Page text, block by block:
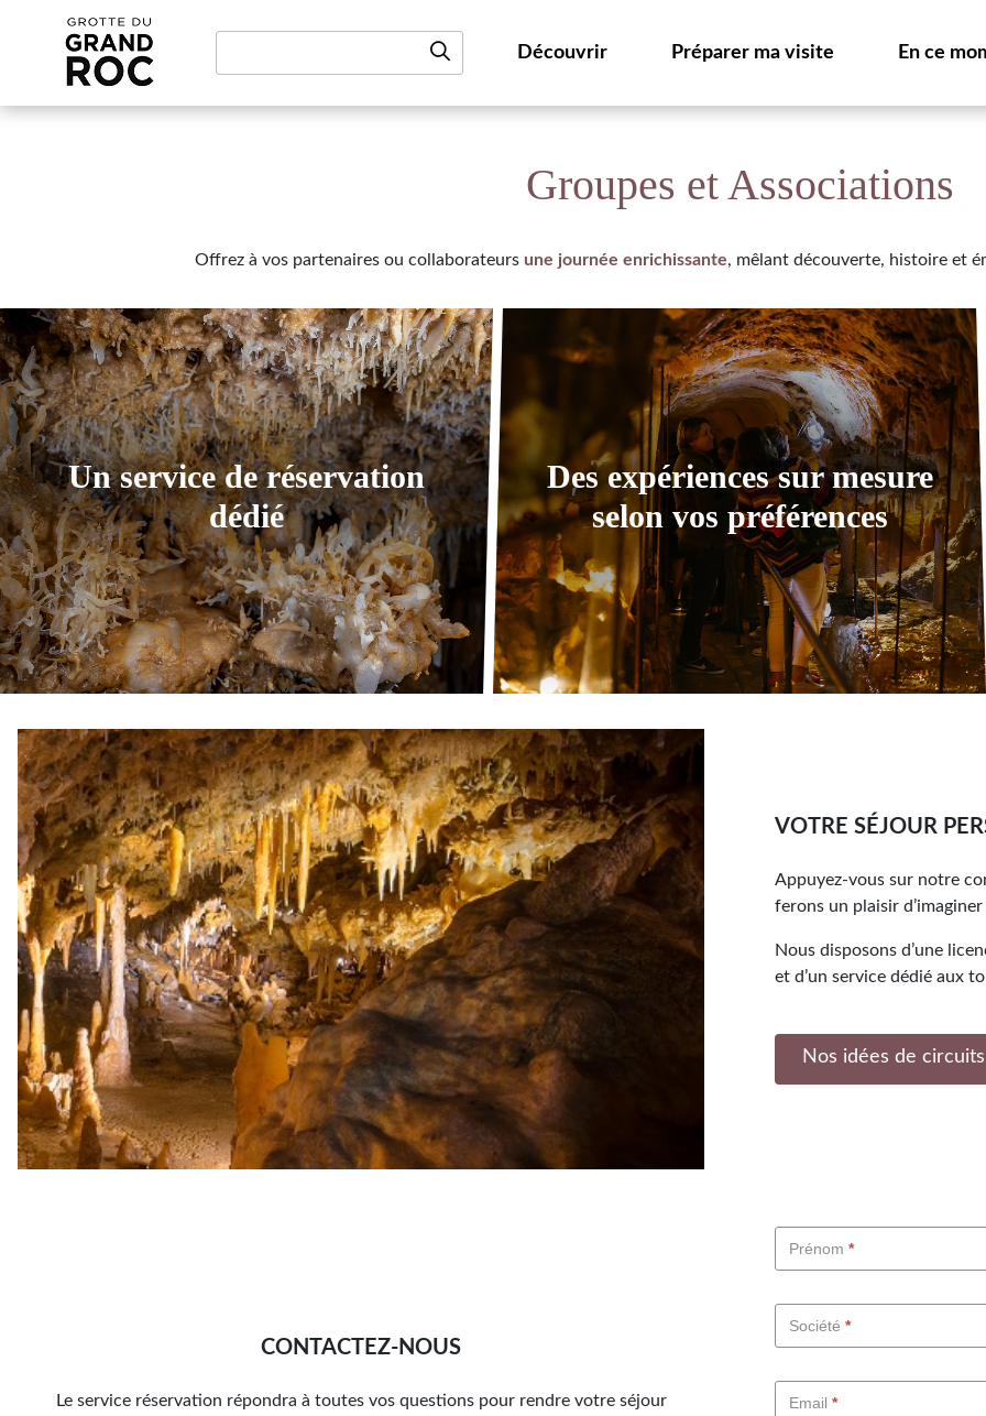
Découvrir Préparer ma visite En ce
Groupes et Associations
Offrez à vos partenaires ou collaborateurs une journée enrichissante, mêlant découverte, histoire et
Un service de réservation
dédié
Des expériences sur mesure
selon vos préférences
VOTRE SÉJOUR
Appuyez-vous sur notre
ferons un plaisir
Nous disposons d’une
et d’un service dédié aux
Nos idées de circuits
CONTACTEZ-NOUS
Le service réservation répondra à toutes vos questions pour rendre votre séjour
Groupes
-
FR
Prénom *
Société *
Email *